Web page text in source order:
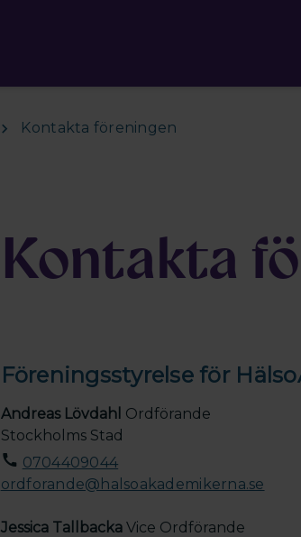
Kontakta föreningen
Kontakta
Föreningsstyrelse för
Andreas Lövdahl Ordförande
Stockholms Stad
0704409044
ordforande@halsoakademikerna.se
Jessica Tallbacka Vice Ordförande